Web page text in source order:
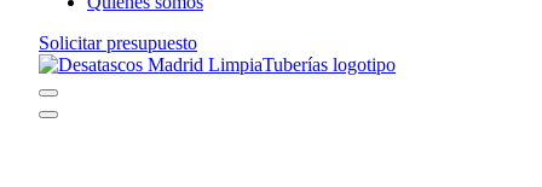
Solicitar presupuesto